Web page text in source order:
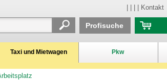
Taxi und Mietwagen Pkw
Kontakt
Profisuche